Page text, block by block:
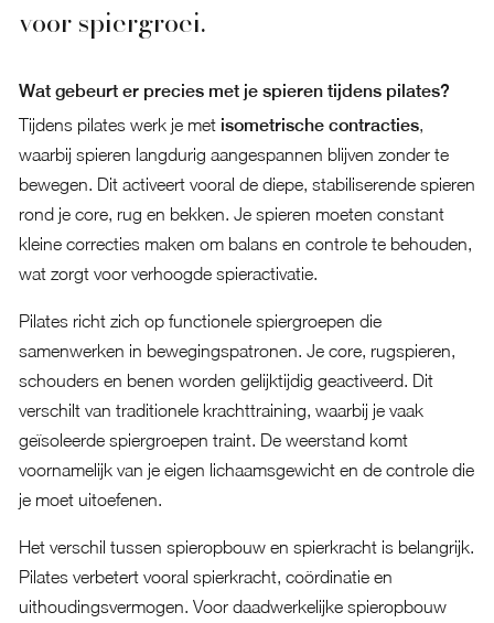
voor spiergroei.
Wat gebeurt er precies met je spieren tijdens pilates?
Tijdens pilates werk je met isometrische contracties,
waarbij spieren langdurig aangespannen blijven zonder te
bewegen. Dit activeert vooral de diepe, stabiliserende spieren
rond je core, rug en bekken. Je spieren moeten constant
kleine correcties maken om balans en controle te behouden,
wat zorgt voor verhoogde spieractivatie.
Pilates richt zich op functionele spiergroepen die
samenwerken in bewegingspatronen. Je core, rugspieren,
schouders en benen worden gelijktijdig geactiveerd. Dit
verschilt van traditionele krachttraining, waarbij je vaak
geïsoleerde spiergroepen traint. De weerstand komt
voornamelijk van je eigen lichaamsgewicht en de controle die
je moet uitoefenen.
Het verschil tussen spieropbouw en spierkracht is belangrijk.
Pilates verbetert vooral spierkracht, coördinatie en
uithoudingsvermogen. Voor daadwerkelijke spieropbouw